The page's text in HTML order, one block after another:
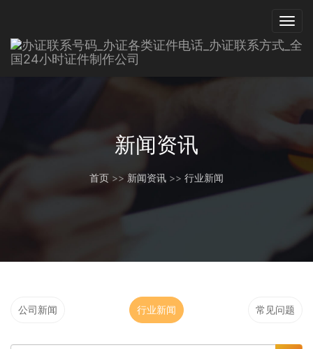
新闻资讯
首页 >> 新闻资讯 >> 行业新闻
公司新闻 行业新闻 常见问题